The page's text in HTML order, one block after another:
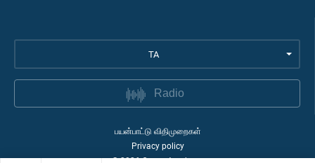
TA
Radio
பயன்பாட்டு விதிமுறைகள்
Privacy policy
©2026Quran Academy